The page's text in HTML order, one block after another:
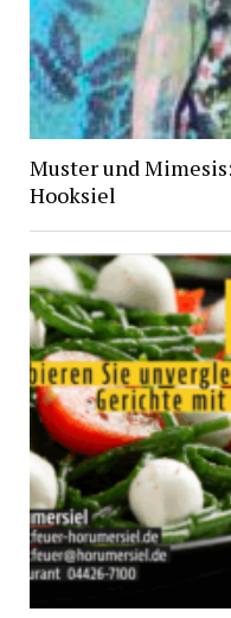
Muster und
Hooksiel